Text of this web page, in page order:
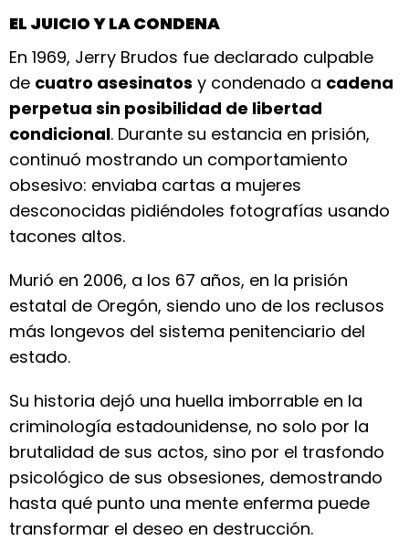
EL JUICIO Y LA CONDENA
En 1969, Jerry Brudos fue declarado culpable
de cuatro asesinatos y condenado a cadena
perpetua sin posibilidad de libertad
condicional. Durante su estancia en prisión,
continuó mostrando un comportamiento
obsesivo: enviaba cartas a mujeres
desconocidas pidiéndoles fotografías usando
tacones altos.
Murió en 2006, a los 67 años, en la prisión
estatal de Oregón, siendo uno de los reclusos
más longevos del sistema penitenciario del
estado.
Su historia dejó una huella imborrable en la
criminología estadounidense, no solo por la
brutalidad de sus actos, sino por el trasfondo
psicológico de sus obsesiones, demostrando
hasta qué punto una mente enferma puede
transformar el deseo en destrucción.